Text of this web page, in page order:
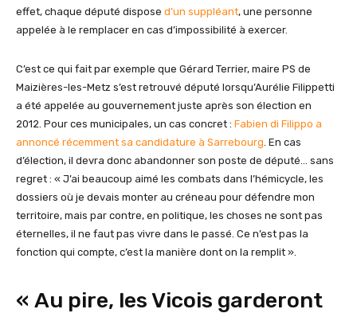
effet, chaque député dispose d’un suppléant, une personne
appelée à le remplacer en cas d’impossibilité à exercer.
C’est ce qui fait par exemple que Gérard Terrier, maire PS de
Maizières-les-Metz s’est retrouvé député lorsqu’Aurélie Filippetti
a été appelée au gouvernement juste après son élection en
2012. Pour ces municipales, un cas concret : Fabien di Filippo a
annoncé récemment sa candidature à Sarrebourg. En cas
d’élection, il devra donc abandonner son poste de député… sans
regret : « J’ai beaucoup aimé les combats dans l’hémicycle, les
dossiers où je devais monter au créneau pour défendre mon
territoire, mais par contre, en politique, les choses ne sont pas
éternelles, il ne faut pas vivre dans le passé. Ce n’est pas la
fonction qui compte, c’est la manière dont on la remplit ».
« Au pire, les Vicois garderont